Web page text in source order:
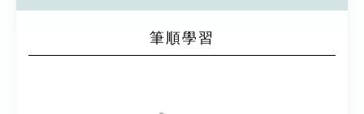
筆順學習